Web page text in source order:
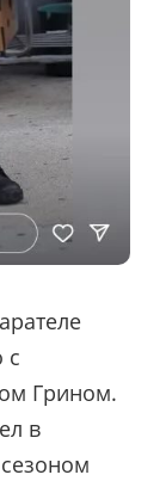
с
Грином.
в